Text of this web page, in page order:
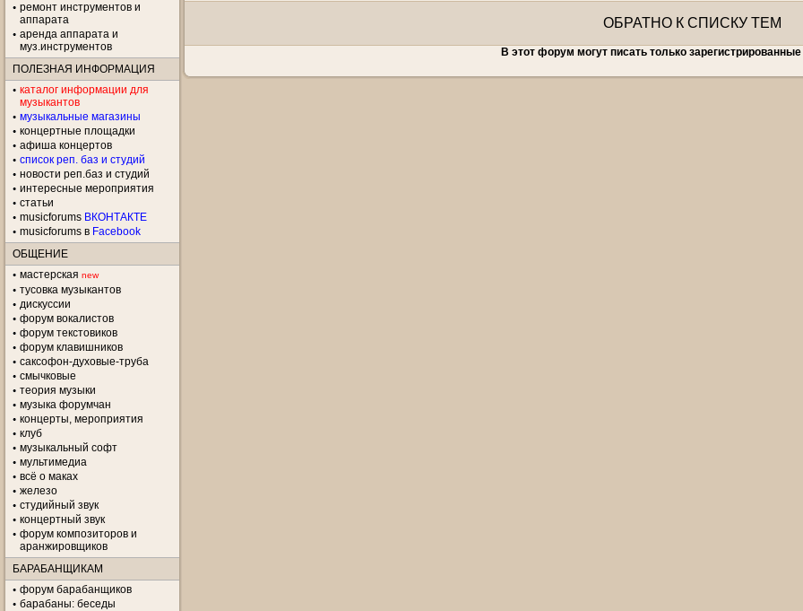
ремонт инструментов и
аппарата
аренда аппарата и
муз.инструментов
ПОЛЕЗНАЯ ИНФОРМАЦИЯ
каталог информации для
музыкантов
музыкальные магазины
концертные площадки
aфиша концертов
список реп. баз и студий
новости реп.баз и студий
интересные мероприятия
статьи
musicforums ВКОНТАКТЕ
musicforums в Facebook
ОБЩЕНИЕ
мастерская new
тусовка музыкантов
дискуссии
форум вокалистов
форум текстовиков
форум клавишников
саксофон-духовые-труба
смычковые
теория музыки
музыка форумчан
концерты, мероприятия
клуб
музыкальный софт
мультимедиа
всё о маках
железо
студийный звук
концертный звук
форум композиторов и
аранжировщиков
БАРАБАНЩИКАМ
форум барабанщиков
барабаны: беседы
ОБРАТНО К СПИСКУ ТЕМ
В этот форум могут писать только